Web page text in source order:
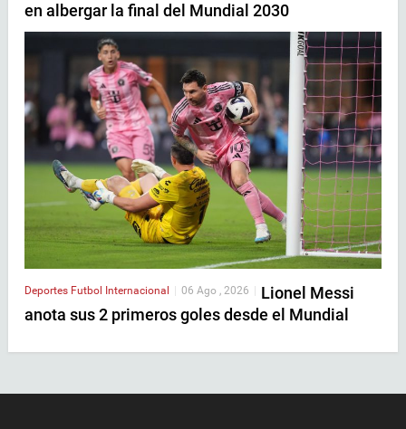
en albergar la final del Mundial 2030
Deportes Futbol Internacional 06 Ago , 2026
Lionel Messi
anota sus 2 primeros goles desde el Mundial